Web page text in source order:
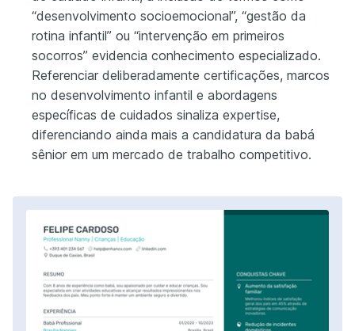
“desenvolvimento socioemocional”, “gestão da
rotina infantil” ou “intervenção em primeiros
socorros” evidencia conhecimento especializado.
Referenciar deliberadamente certificações, marcos
no desenvolvimento infantil e abordagens
específicas de cuidados sinaliza expertise,
diferenciando ainda mais a candidatura da babá
sênior em um mercado de trabalho competitivo.